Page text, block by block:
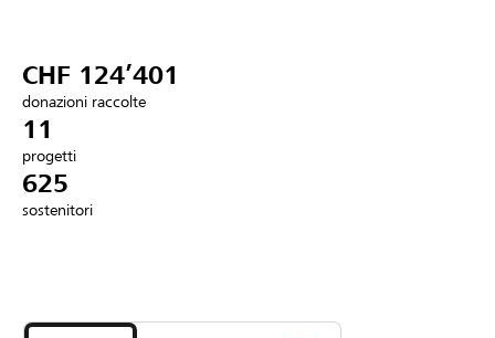
Collegarsi
DE FR IT
CHF 124’401
donazioni raccolte
11
progetti
625
sostenitori
i